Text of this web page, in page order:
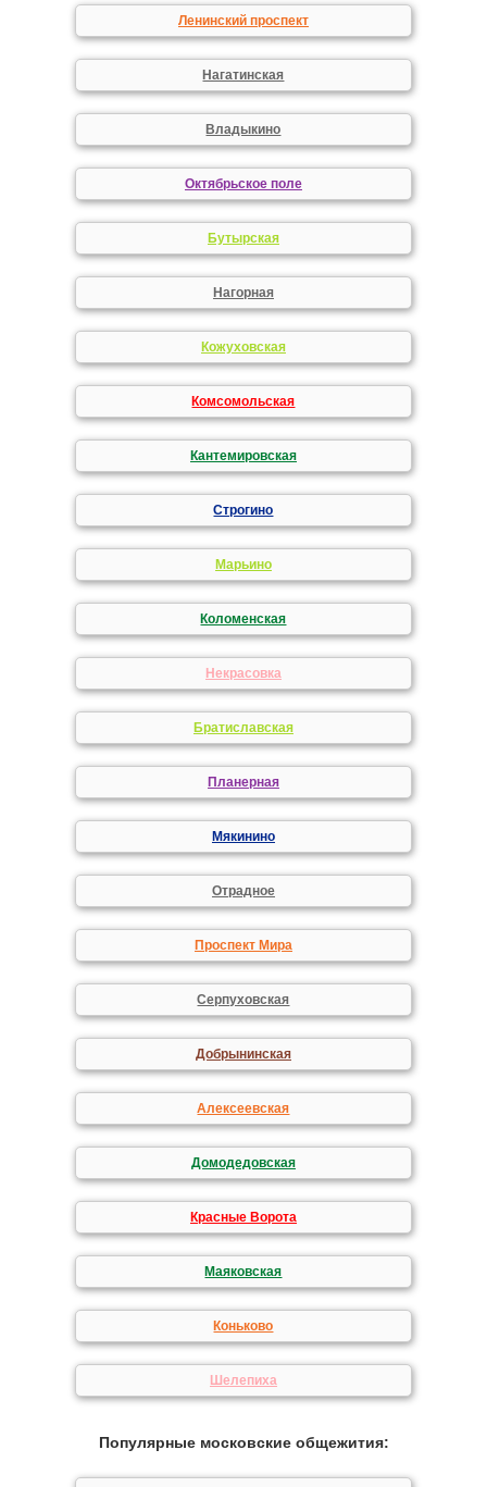
Ленинский проспект
Нагатинская
Владыкино
Октябрьское поле
Бутырская
Нагорная
Кожуховская
Комсомольская
Кантемировская
Строгино
Марьино
Коломенская
Некрасовка
Братиславская
Планерная
Мякинино
Отрадное
Проспект Мира
Серпуховская
Добрынинская
Алексеевская
Домодедовская
Красные Ворота
Маяковская
Коньково
Шелепиха
Популярные московские общежития: